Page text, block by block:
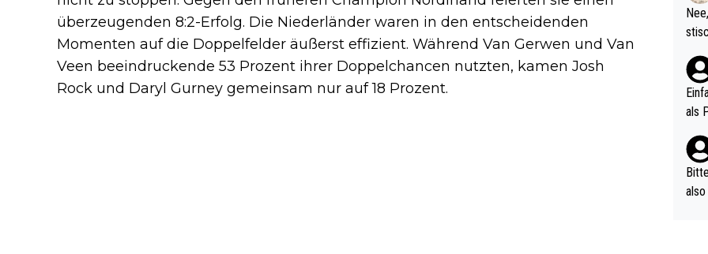
überzeugenden 8:2-Erfolg. Die Niederländer waren in den entscheidenden
Momenten auf die Doppelfelder äußerst effizient. Während Van Gerwen und Van
Veen beeindruckende 53 Prozent ihrer Doppelchancen nutzten, kamen Josh
Rock und Daryl Gurney gemeinsam nur auf 18 Prozent.
(in
als
nes
ttler
vV
als